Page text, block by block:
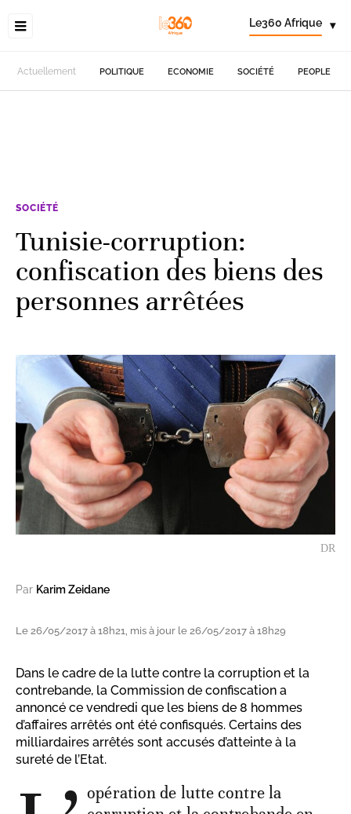
Le360 Afrique ▾
Actuellement POLITIQUE ECONOMIE SOCIÉTÉ PEOPLE
SOCIÉTÉ
Tunisie-corruption:
confiscation des biens des
personnes arrêtées
DR
Par Karim Zeidane
Le 26/05/2017 à 18h21, mis à jour le 26/05/2017 à 18h29
Dans le cadre de la lutte contre la corruption et la
contrebande, la Commission de confiscation a
annoncé ce vendredi que les biens de 8 hommes
d’affaires arrêtés ont été confisqués. Certains des
milliardaires arrêtés sont accusés d’atteinte à la
sureté de l’Etat.
opération de lutte contre la